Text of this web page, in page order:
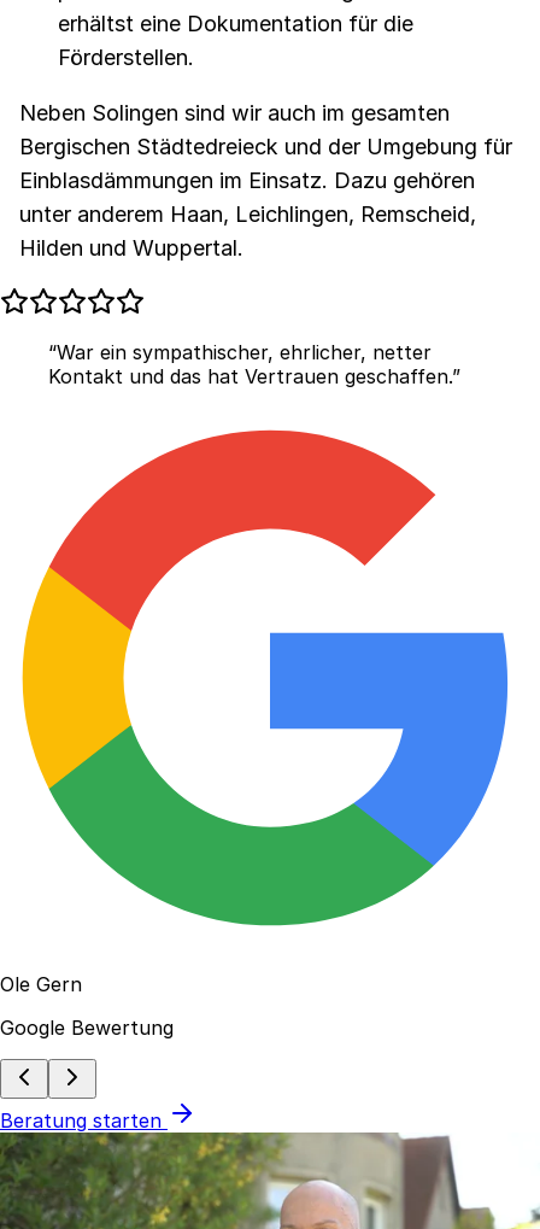
erhältst eine Dokumentation für die
Förderstellen.
Neben Solingen sind wir auch im gesamten
Bergischen Städtedreieck und der Umgebung für
Einblasdämmungen im Einsatz. Dazu gehören
unter anderem Haan, Leichlingen, Remscheid,
Hilden und Wuppertal.
“War ein sympathischer, ehrlicher, netter
Kontakt und das hat Vertrauen geschaffen.”
Ole Gern
Google Bewertung
Beratung starten